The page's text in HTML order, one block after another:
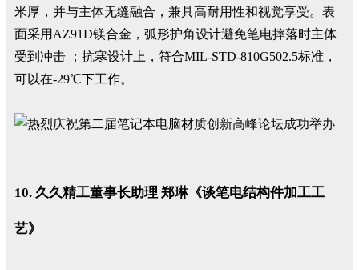
米厚，并与主体无缝融合，兼具高耐用性和视觉享受。表
面采用AZ91D镁合金，弧形护角设计避免笔电摔落时主体
受到冲击 ；抗寒设计上，符合MIL-STD-810G502.5标准，
可以在-29℃下工作。
10. 久久精工董事长助理 郑琳《谈笔电结构件加工工
艺》